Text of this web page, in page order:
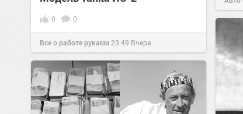
0 0
Все о работе руками 23:49 Вчера